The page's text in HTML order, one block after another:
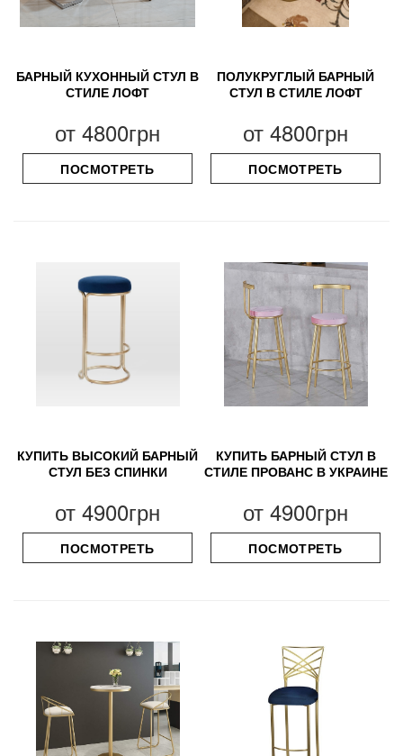
БАРНЫЙ КУХОННЫЙ СТУЛ В
СТИЛЕ ЛОФТ
от 4800грн
ПОСМОТРЕТЬ
ПОЛУКРУГЛЫЙ БАРНЫЙ
СТУЛ В СТИЛЕ ЛОФТ
от 4800грн
ПОСМОТРЕТЬ
КУПИТЬ ВЫСОКИЙ БАРНЫЙ
СТУЛ БЕЗ СПИНКИ
от 4900грн
ПОСМОТРЕТЬ
КУПИТЬ БАРНЫЙ СТУЛ В
СТИЛЕ ПРОВАНС В УКРАИНЕ
от 4900грн
ПОСМОТРЕТЬ